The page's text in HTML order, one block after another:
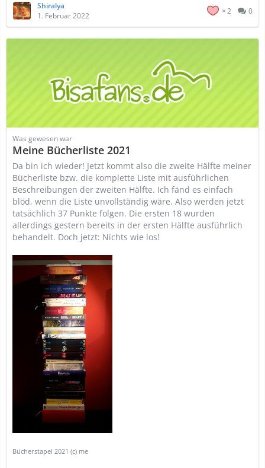
Shiralya
1. Februar 2022
2 0
Was gewesen war
Meine Bücherliste 2021
Da bin ich wieder! Jetzt kommt also die zweite Hälfte meiner
Bücherliste bzw. die komplette Liste mit ausführlichen
Beschreibungen der zweiten Hälfte. Ich fänd es einfach
blöd, wenn die Liste unvollständig wäre. Also werden jetzt
tatsächlich 37 Punkte folgen. Die ersten 18 wurden
allerdings gestern bereits in der ersten Hälfte ausführlich
behandelt. Doch jetzt: Nichts wie los!
Bücherstapel 2021 (c) me